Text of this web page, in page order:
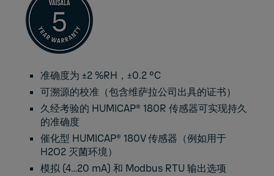
准确度为 ±2 %RH，±0.2 °C
可溯源的校准（包含维萨拉公司出具的证书）
久经考验的 HUMICAP® 180R 传感器可实现持久
的准确度
催化型 HUMICAP® 180V 传感器（例如用于
H2O2 灭菌环境）
模拟 (4…20 mA) 和 Modbus RTU 输出选项